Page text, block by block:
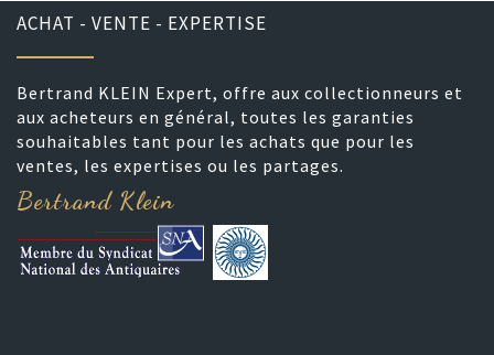
ACHAT - VENTE - EXPERTISE
Bertrand KLEIN Expert, offre aux collectionneurs et
aux acheteurs en général, toutes les garanties
souhaitables tant pour les achats que pour les
ventes, les expertises ou les partages.
Bertrand Klein